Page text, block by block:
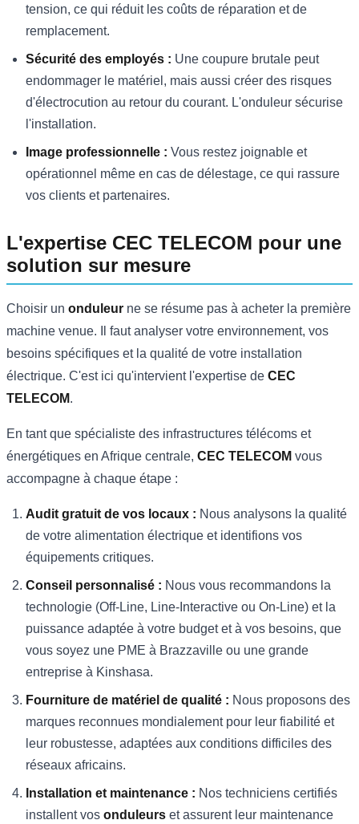
tension, ce qui réduit les coûts de réparation et de
remplacement.
Sécurité des employés : Une coupure brutale peut
endommager le matériel, mais aussi créer des risques
d'électrocution au retour du courant. L'onduleur sécurise
l'installation.
Image professionnelle : Vous restez joignable et
opérationnel même en cas de délestage, ce qui rassure
vos clients et partenaires.
L'expertise CEC TELECOM pour une
solution sur mesure
Choisir un onduleur ne se résume pas à acheter la première
machine venue. Il faut analyser votre environnement, vos
besoins spécifiques et la qualité de votre installation
électrique. C'est ici qu'intervient l'expertise de CEC
TELECOM.
En tant que spécialiste des infrastructures télécoms et
énergétiques en Afrique centrale, CEC TELECOM vous
accompagne à chaque étape :
Audit gratuit de vos locaux : Nous analysons la qualité
de votre alimentation électrique et identifions vos
équipements critiques.
Conseil personnalisé : Nous vous recommandons la
technologie (Off-Line, Line-Interactive ou On-Line) et la
puissance adaptée à votre budget et à vos besoins, que
vous soyez une PME à Brazzaville ou une grande
entreprise à Kinshasa.
Fourniture de matériel de qualité : Nous proposons des
marques reconnues mondialement pour leur fiabilité et
leur robustesse, adaptées aux conditions difficiles des
réseaux africains.
Installation et maintenance : Nos techniciens certifiés
installent vos onduleurs et assurent leur maintenance